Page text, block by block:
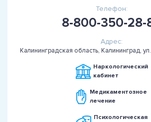
Телефон:
8-800-350-28-
Адрес:
Калининградская область, Калининград,
Наркологический
кабинет
Медикаментозное
лечение
Психологическая